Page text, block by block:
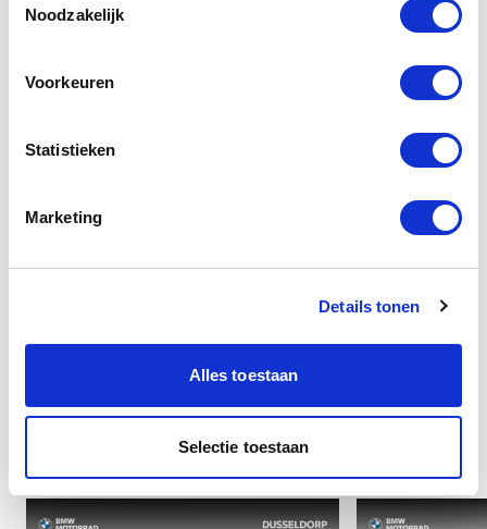
Noodzakelijk
Voorkeuren
Statistieken
Marketing
Details tonen
Alles toestaan
Selectie toestaan
Exterieur
Interieur
Veiligheid
Overige
Interessant voor u